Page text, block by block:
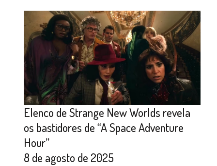
Elenco de Strange New Worlds revela
os bastidores de “A Space Adventure
Hour”
8 de agosto de 2025